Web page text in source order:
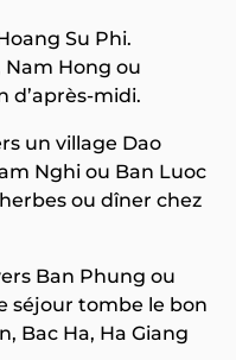
Su Phi.
Hong ou
d’après-midi.
un village Dao
Nghi ou Ban Luoc
ou dîner chez
Ban Phung ou
séjour tombe le bon
Bac Ha, Ha Giang